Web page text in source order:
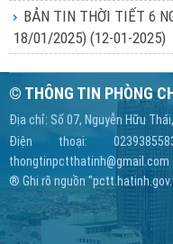
BẢN TIN THỜI TIẾT 6
18/01/2025) (12-01-2025)
© THÔNG TIN PHÒNG
Địa chỉ: Số 07, Nguyễn Hữu
Điện thoại:
thongtinpctthatinh@gmail.com
® Ghi rõ nguồn